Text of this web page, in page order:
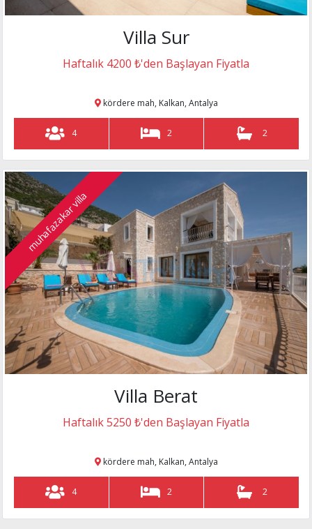
Villa Sur
Haftalık 4200 ₺'den Başlayan Fiyatla
kördere mah, Kalkan, Antalya
4 2 2
muhafazakar villa
Villa Berat
Haftalık 5250 ₺'den Başlayan Fiyatla
kördere mah, Kalkan, Antalya
4 2 2